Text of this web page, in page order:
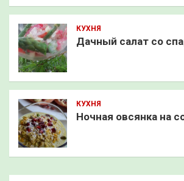
КУХНЯ
Дачный салат со
КУХНЯ
Ночная овсянка на